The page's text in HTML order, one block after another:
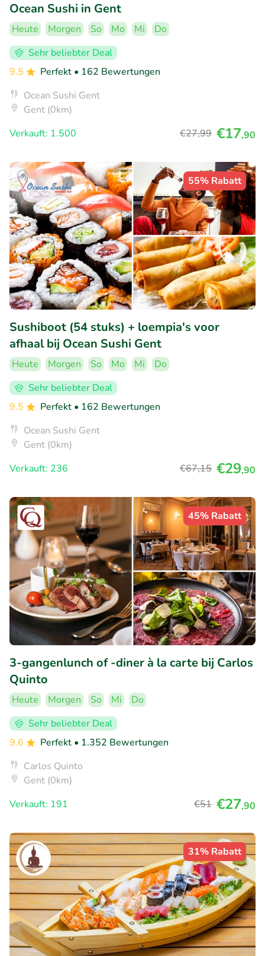
Ocean Sushi in Gent
Heute Morgen So Mo Mi
Do
Sehr beliebter Deal
9.5
Perfekt • 162 Bewertungen
Ocean Sushi Gent
Gent (0km)
Verkauft: 1.500
€27,99 €17,90
55% Rabatt
Sushiboot (54 stuks) + loempia's voor
afhaal bij Ocean Sushi Gent
Heute Morgen So Mo Mi
Do
Sehr beliebter Deal
9.5
Perfekt • 162 Bewertungen
Ocean Sushi Gent
Gent (0km)
Verkauft: 236
€67,15 €29,90
45% Rabatt
3-gangenlunch of -diner à la carte bij Carlos
Quinto
Heute Morgen So Mi
Do
Sehr beliebter Deal
9.6
Perfekt • 1.352 Bewertungen
Carlos Quinto
Gent (0km)
Verkauft: 191
€51 €27,90
31% Rabatt